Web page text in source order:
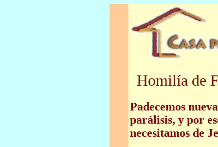
Homilía de
Padecemos
parálisis, y por
necesitamos de